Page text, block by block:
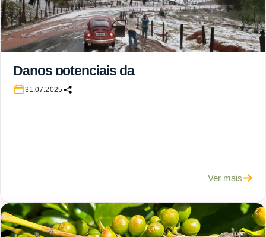
Danos potenciais da
chuva de granizo ao
31.07.2025
Ver mais